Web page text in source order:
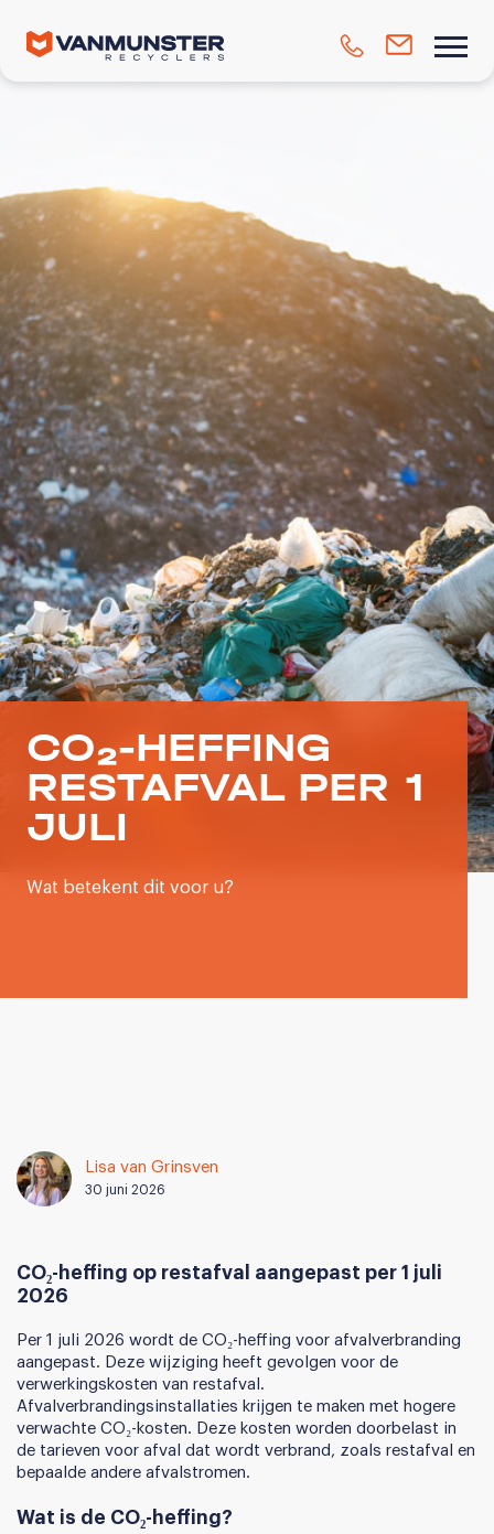
CO₂-HEFFING
RESTAFVAL PER 1
JULI
Wat betekent dit voor u?
Lisa van Grinsven
30 juni 2026
CO₂-heffing op restafval aangepast per 1 juli
2026
Per 1 juli 2026 wordt de CO₂-heffing voor afvalverbranding
aangepast. Deze wijziging heeft gevolgen voor de
verwerkingskosten van restafval.
Afvalverbrandingsinstallaties krijgen te maken met hogere
verwachte CO₂-kosten. Deze kosten worden doorbelast in
de tarieven voor afval dat wordt verbrand, zoals restafval en
bepaalde andere afvalstromen.
Wat is de CO₂-heffing?